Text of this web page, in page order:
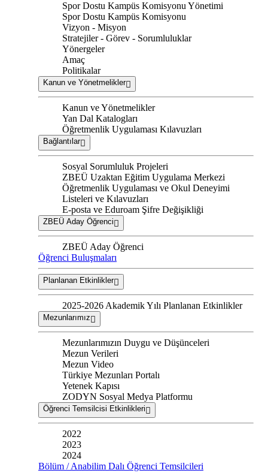
Spor Dostu Kampüs Komisyonu Yönetimi
Spor Dostu Kampüs Komisyonu
Vizyon - Misyon
Stratejiler - Görev - Sorumluluklar
Yönergeler
Amaç
Politikalar
Kanun ve Yönetmelikler
Kanun ve Yönetmelikler
Yan Dal Katalogları
Öğretmenlik Uygulaması Kılavuzları
Bağlantılar
Sosyal Sorumluluk Projeleri
ZBEÜ Uzaktan Eğitim Uygulama Merkezi
Öğretmenlik Uygulaması ve Okul Deneyimi
Listeleri ve Kılavuzları
E-posta ve Eduroam Şifre Değişikliği
ZBEÜ Aday Öğrenci
ZBEÜ Aday Öğrenci
Öğrenci Buluşmaları
Planlanan Etkinlikler
2025-2026 Akademik Yılı Planlanan Etkinlikler
Mezunlarımız
Mezunlarımızın Duygu ve Düşünceleri
Mezun Verileri
Mezun Video
Türkiye Mezunları Portalı
Yetenek Kapısı
ZODYN Sosyal Medya Platformu
Öğrenci Temsilcisi Etkinlikleri
2022
2023
2024
Bölüm / Anabilim Dalı Öğrenci Temsilcileri